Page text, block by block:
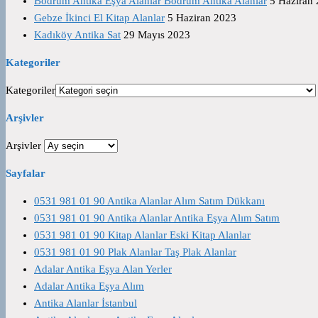
Gebze İkinci El Kitap Alanlar 5 Haziran 2023
Kadıköy Antika Sat 29 Mayıs 2023
Kategoriler
Kategoriler
Arşivler
Arşivler
Sayfalar
0531 981 01 90 Antika Alanlar Alım Satım Dükkanı
0531 981 01 90 Antika Alanlar Antika Eşya Alım Satım
0531 981 01 90 Kitap Alanlar Eski Kitap Alanlar
0531 981 01 90 Plak Alanlar Taş Plak Alanlar
Adalar Antika Eşya Alan Yerler
Adalar Antika Eşya Alım
Antika Alanlar İstanbul